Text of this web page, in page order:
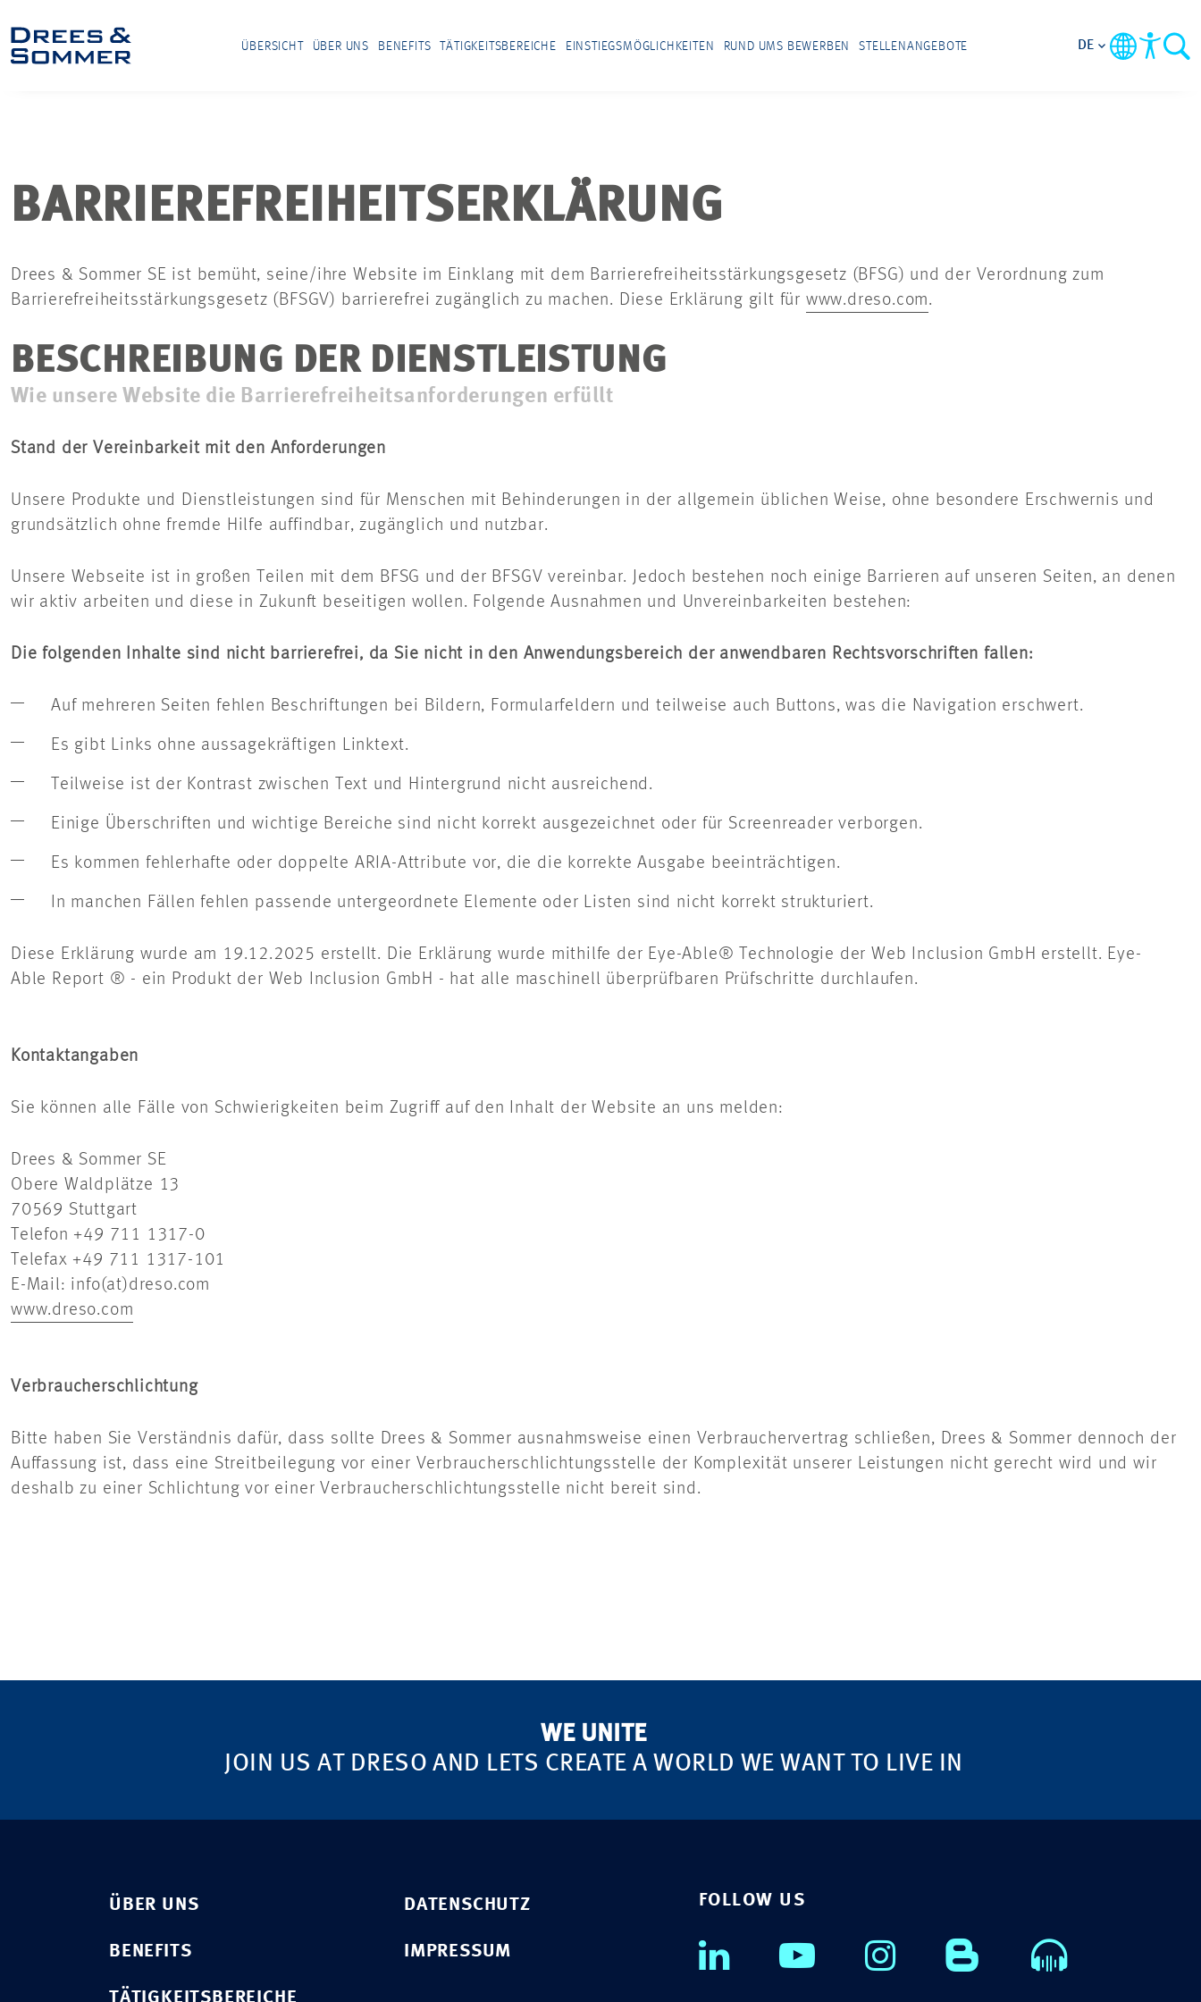
ÜBERSICHT ÜBER UNS BENEFITS TÄTIGKEITSBEREICHE EINSTIEGSMÖGLICHKEITEN RUND UMS BEWERBEN STELLENANGEBOTE DE
BARRIEREFREIHEITSERKLÄRUNG
Drees & Sommer SE ist bemüht, seine/ihre Website im Einklang mit dem Barrierefreiheitsstärkungsgesetz (BFSG) und der Verordnung zum
Barrierefreiheitsstärkungsgesetz (BFSGV) barrierefrei zugänglich zu machen. Diese Erklärung gilt für www.dreso.com.
BESCHREIBUNG DER DIENSTLEISTUNG
Wie unsere Website die Barrierefreiheitsanforderungen erfüllt
Stand der Vereinbarkeit mit den Anforderungen
Unsere Produkte und Dienstleistungen sind für Menschen mit Behinderungen in der allgemein üblichen Weise, ohne besondere Erschwernis und
grundsätzlich ohne fremde Hilfe auffindbar, zugänglich und nutzbar.
Unsere Webseite ist in großen Teilen mit dem BFSG und der BFSGV vereinbar. Jedoch bestehen noch einige Barrieren auf unseren Seiten, an denen
wir aktiv arbeiten und diese in Zukunft beseitigen wollen. Folgende Ausnahmen und Unvereinbarkeiten bestehen:
Die folgenden Inhalte sind nicht barrierefrei, da Sie nicht in den Anwendungsbereich der anwendbaren Rechtsvorschriften fallen:
Auf mehreren Seiten fehlen Beschriftungen bei Bildern, Formularfeldern und teilweise auch Buttons, was die Navigation erschwert.
Es gibt Links ohne aussagekräftigen Linktext.
Teilweise ist der Kontrast zwischen Text und Hintergrund nicht ausreichend.
Einige Überschriften und wichtige Bereiche sind nicht korrekt ausgezeichnet oder für Screenreader verborgen.
Es kommen fehlerhafte oder doppelte ARIA-Attribute vor, die die korrekte Ausgabe beeinträchtigen.
In manchen Fällen fehlen passende untergeordnete Elemente oder Listen sind nicht korrekt strukturiert.
Diese Erklärung wurde am 19.12.2025 erstellt. Die Erklärung wurde mithilfe der Eye-Able® Technologie der Web Inclusion GmbH erstellt. Eye-
Able Report ® - ein Produkt der Web Inclusion GmbH - hat alle maschinell überprüfbaren Prüfschritte durchlaufen.
Kontaktangaben
Sie können alle Fälle von Schwierigkeiten beim Zugriff auf den Inhalt der Website an uns melden:
Drees & Sommer SE
Obere Waldplätze 13
70569 Stuttgart
Telefon +49 711 1317-0
Telefax +49 711 1317-101
E-Mail: info(at)dreso.com
www.dreso.com
Verbraucherschlichtung
Bitte haben Sie Verständnis dafür, dass sollte Drees & Sommer ausnahmsweise einen Verbrauchervertrag schließen, Drees & Sommer dennoch der
Auffassung ist, dass eine Streitbeilegung vor einer Verbraucherschlichtungsstelle der Komplexität unserer Leistungen nicht gerecht wird und wir
deshalb zu einer Schlichtung vor einer Verbraucherschlichtungsstelle nicht bereit sind.
WE UNITE
JOIN US AT DRESO AND LETS CREATE A WORLD WE WANT TO LIVE IN
ÜBER UNS
BENEFITS
TÄTIGKEITSBEREICHE
DATENSCHUTZ
IMPRESSUM
FOLLOW US